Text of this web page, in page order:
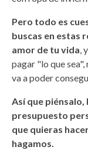
Pero todo es
buscas en estas
amor de tu vida ,
pagar "lo que
va a poder
Así que
presupuesto
que quieras
hagamos.